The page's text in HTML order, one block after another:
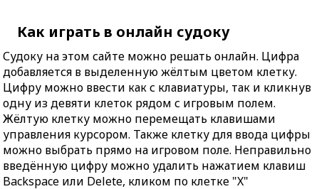
Как играть в онлайн судоку
Судоку на этом сайте можно решать онлайн. Цифра
добавляется в выделенную жёлтым цветом клетку.
Цифру можно ввести как с клавиатуры, так и кликнув
одну из девяти клеток рядом с игровым полем.
Жёлтую клетку можно перемещать клавишами
управления курсором. Также клетку для ввода цифры
можно выбрать прямо на игровом поле. Неправильно
введённую цифру можно удалить нажатием клавиш
Backspace или Delete, кликом по клетке "X"